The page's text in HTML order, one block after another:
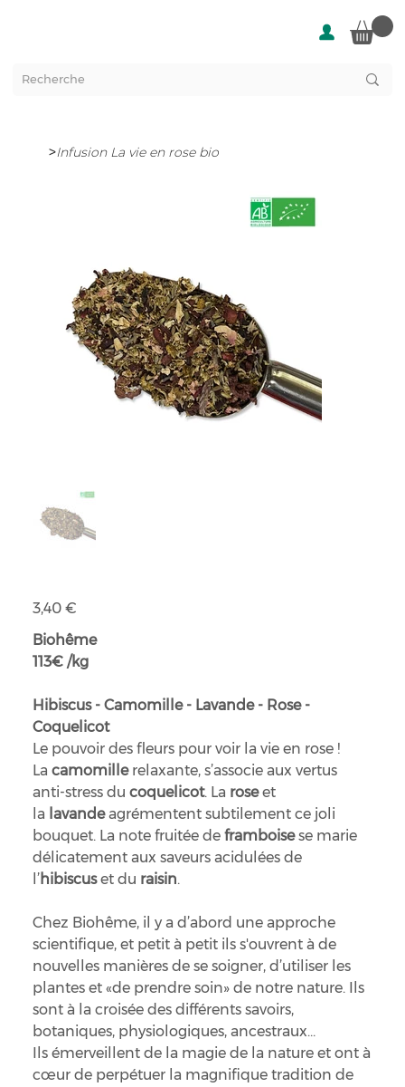
>Infusion La vie en rose bio
Prix
3,40 €
Biohême
113€ /kg
Hibiscus - Camomille - Lavande - Rose -
Coquelicot
Le pouvoir des fleurs pour voir la vie en rose !
La camomillerelaxante, s’associe aux vertus
anti-stress du coquelicot. La roseet
la lavandeagrémentent subtilement ce joli
bouquet. La note fruitée de framboisese marie
délicatement aux saveurs acidulées de
l’hibiscuset du raisin.
Chez Biohême, il y a d’abord une approche
scientifique, et petit à petit ils s'ouvrent à de
nouvelles manières de se soigner, d’utiliser les
plantes et «de prendre soin» de notre nature. Ils
sont à la croisée des différents savoirs,
botaniques, physiologiques, ancestraux…
Ils émerveillent de la magie de la nature et ont à
cœur de perpétuer la magnifique tradition de